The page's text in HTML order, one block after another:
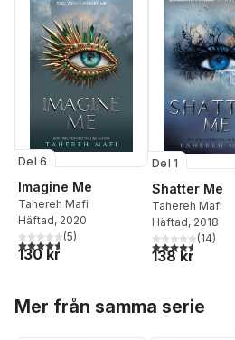
Del 6
Imagine Me
Tahereh Mafi
Häftad, 2020
4,6utav 5 stjärnor. Totalt antal röster:
(5)
130 kr
Del 1
Shatter Me
Tahereh Mafi
Häftad, 2018
4,5utav 5(14)
138 kr
Mer från samma serie